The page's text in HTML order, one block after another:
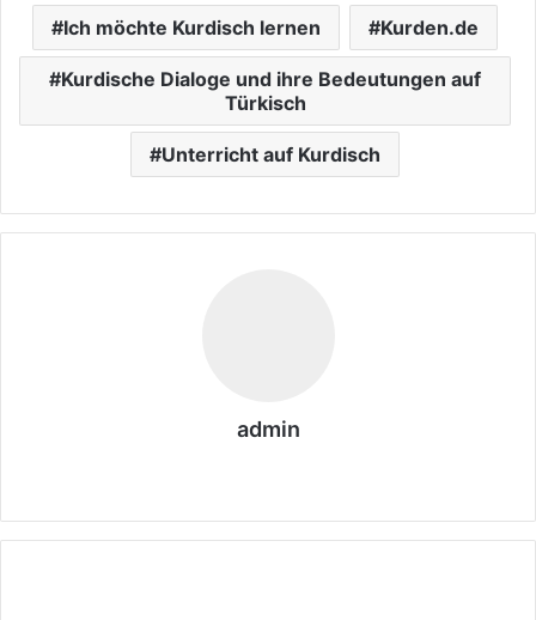
Ich möchte Kurdisch lernen Kurden.de
Kurdische Dialoge und ihre Bedeutungen auf
Türkisch
Unterricht auf Kurdisch
admin
eit